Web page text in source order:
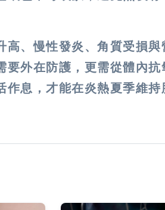
、慢性發炎、角質受損與
要外在防護，更需從體內抗
息，才能在炎熱夏季維持